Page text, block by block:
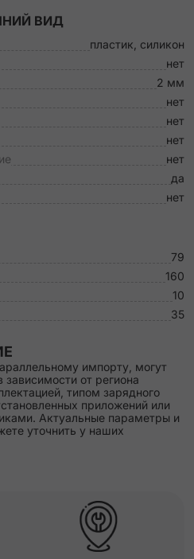
ВИД
пластик, силикон
нет
2 мм
нет
нет
нет
нет
да
нет
79
160
10
35
импорту, могут
зависимости от региона
типом зарядного
приложений или
Актуальные параметры и
уточнить у наших